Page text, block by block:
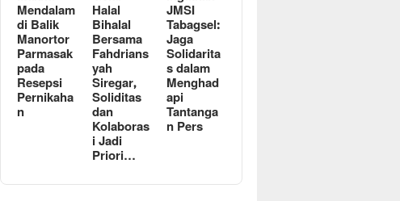
Mendalam
di Balik
Manortor
Parmasak
pada
Resepsi
Pernikaha
n
Halal
Bihalal
Bersama
Fahdrians
yah
Siregar,
Soliditas
dan
Kolaboras
i Jadi
Priori…
JMSI
Tabagsel:
Jaga
Solidarita
s dalam
Menghad
api
Tantanga
n Pers